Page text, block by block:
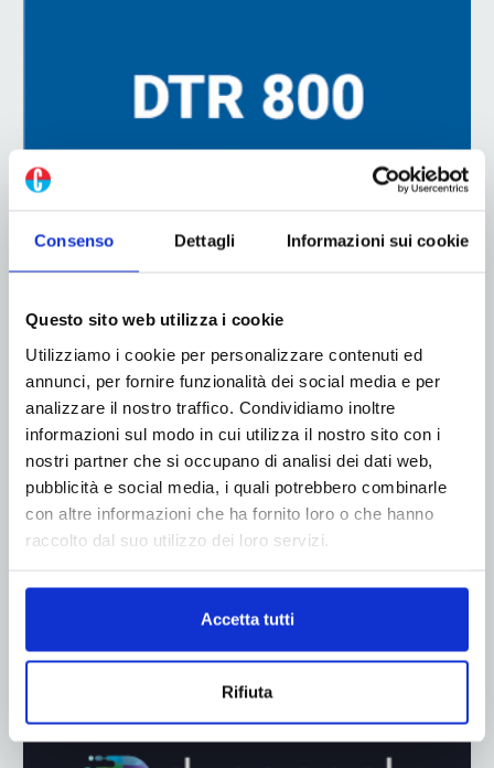
Consenso Dettagli Informazioni sui cookie
Questo sito web utilizza i cookie
Utilizziamo i cookie per personalizzare contenuti ed
annunci, per fornire funzionalità dei social media e per
analizzare il nostro traffico. Condividiamo inoltre
informazioni sul modo in cui utilizza il nostro sito con i
nostri partner che si occupano di analisi dei dati web,
pubblicità e social media, i quali potrebbero combinarle
con altre informazioni che ha fornito loro o che hanno
raccolto dal suo utilizzo dei loro servizi.
Accetta tutti
Rifiuta